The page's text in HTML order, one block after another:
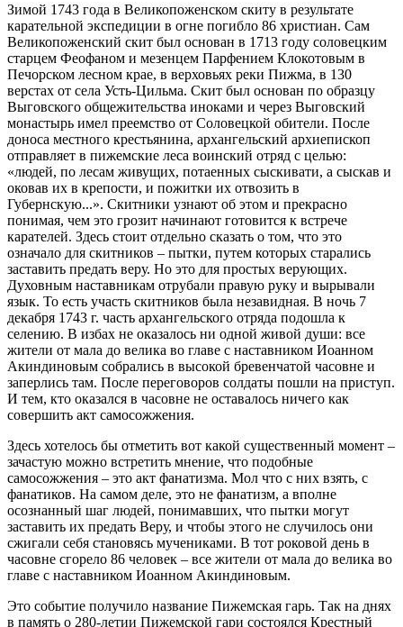
Зимой 1743 года в Великопоженском скиту в результате
карательной экспедиции в огне погибло 86 христиан. Сам
Великопоженский скит был основан в 1713 году соловецким
старцем Феофаном и мезенцем Парфением Клокотовым в
Печорском лесном крае, в верховьях реки Пижма, в 130
верстах от села Усть-Цильма. Скит был основан по образцу
Выговского общежительства иноками и через Выговский
монастырь имел преемство от Соловецкой обители. После
доноса местного крестьянина, архангельский архиепископ
отправляет в пижемские леса воинский отряд с целью:
«людей, по лесам живущих, потаенных сыскивати, а сыскав и
оковав их в крепости, и пожитки их отвозить в
Губернскую...». Скитники узнают об этом и прекрасно
понимая, чем это грозит начинают готовится к встрече
карателей. Здесь стоит отдельно сказать о том, что это
означало для скитников – пытки, путем которых старались
заставить предать веру. Но это для простых верующих.
Духовным наставникам отрубали правую руку и вырывали
язык. То есть участь скитников была незавидная. В ночь 7
декабря 1743 г. часть архангельского отряда подошла к
селению. В избах не оказалось ни одной живой души: все
жители от мала до велика во главе с наставником Иоанном
Акиндиновым собрались в высокой бревенчатой часовне и
заперлись там. После переговоров солдаты пошли на приступ.
И тем, кто оказался в часовне не оставалось ничего как
совершить акт самосожжения.
Здесь хотелось бы отметить вот какой существенный момент –
зачастую можно встретить мнение, что подобные
самосожжения – это акт фанатизма. Мол что с них взять, с
фанатиков. На самом деле, это не фанатизм, а вполне
осознанный шаг людей, понимавших, что пытки могут
заставить их предать Веру, и чтобы этого не случилось они
сжигали себя становясь мучениками. В тот роковой день в
часовне сгорело 86 человек – все жители от мала до велика во
главе с наставником Иоанном Акиндиновым.
Это событие получило название Пижемская гарь. Так на днях
в память о 280-летии Пижемской гари состоялся Крестный